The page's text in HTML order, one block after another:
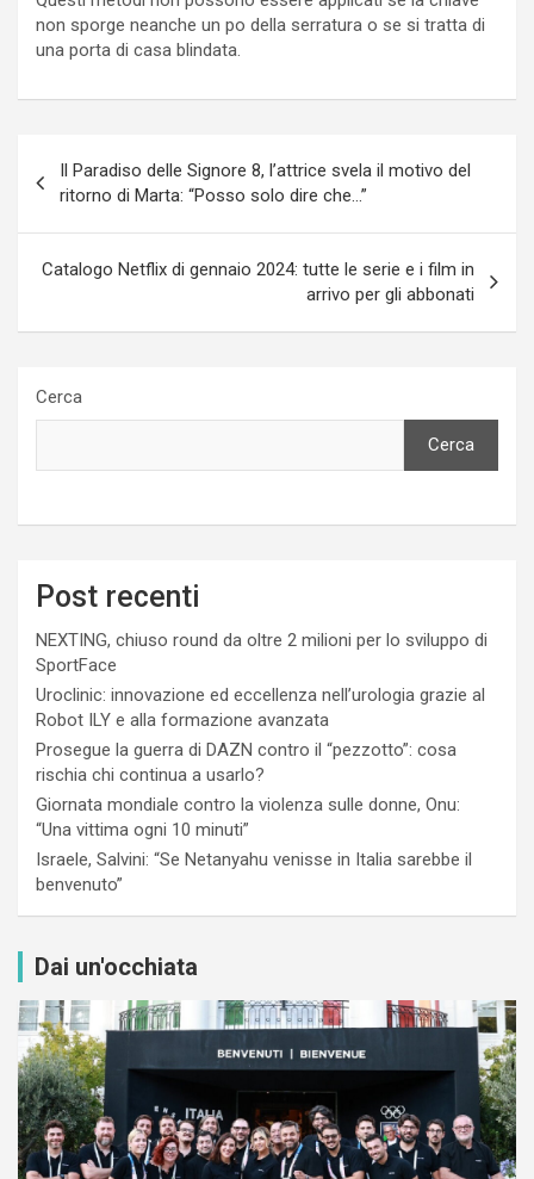
non sporge neanche un po della serratura o se si tratta di
una porta di casa blindata.
articoli
Il Paradiso delle Signore 8, l’attrice svela il motivo del
ritorno di Marta: “Posso solo dire che…”
Catalogo Netflix di gennaio 2024: tutte le serie e i film in
arrivo per gli abbonati
Cerca
Cerca
Post recenti
NEXTING, chiuso round da oltre 2 milioni per lo sviluppo di
SportFace
Uroclinic: innovazione ed eccellenza nell’urologia grazie al
Robot ILY e alla formazione avanzata
Prosegue la guerra di DAZN contro il “pezzotto”: cosa
rischia chi continua a usarlo?
Giornata mondiale contro la violenza sulle donne, Onu:
“Una vittima ogni 10 minuti”
Israele, Salvini: “Se Netanyahu venisse in Italia sarebbe il
benvenuto”
Dai un'occhiata